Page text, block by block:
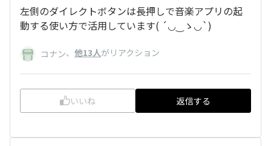
左側のダイレクトボタンは長押しで音楽アプリの起
動する使い方で活用しています(⁠ ⁠´⁠◡⁠‿⁠ゝ⁠◡⁠`⁠)
コナン、 他13人がリアクション
いいね 返信する